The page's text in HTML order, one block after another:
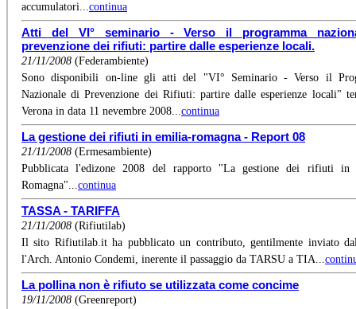
accumulatori...continua
Atti del VI° seminario - Verso il programma
prevenzione dei rifiuti: partire dalle esperienze locali.
21/11/2008 (Federambiente)
Sono disponibili on-line gli atti del "VI° Seminario - Verso il
Nazionale di Prevenzione dei Rifiuti: partire dalle esperienze locali"
Verona in data 11 nevembre 2008...continua
La gestione dei rifiuti in emilia-romagna - Report 08
21/11/2008 (Ermesambiente)
Pubblicata l'edizone 2008 del rapporto "La gestione dei rifiuti in
Romagna"...continua
TASSA - TARIFFA
21/11/2008 (Rifiutilab)
Il sito Rifiutilab.it ha pubblicato un contributo, gentilmente inviato
l'Arch. Antonio Condemi, inerente il passaggio da TARSU a TIA...
La pollina non è rifiuto se utilizzata come concime
19/11/2008 (Greenreport)